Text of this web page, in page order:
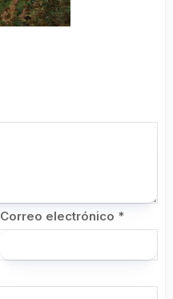
Correo electrónico *